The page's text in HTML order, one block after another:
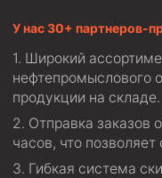
Муфта ОТТМ 168
Муфта ОТТМ 114
Муфта ОТТГ 168
Муфта ОТТГ 146
У нас 30+ партнеров-
Широкий
нефтепромыслового
продукции на складе.
Отправка заказов
часов, что
Гибкая система